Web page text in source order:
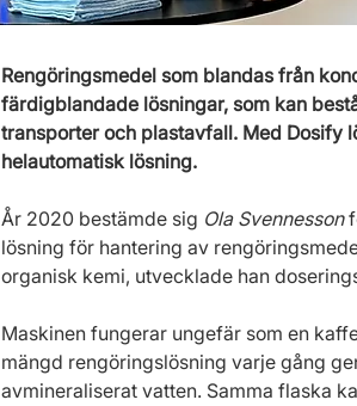
Rengöringsmedel som blandas från
färdigblandade lösningar, som kan
transporter och plastavfall. Med Dosify
helautomatisk lösning.
År 2020 bestämde sig Ola Svennesson
lösning för hantering av
organisk kemi, utvecklade han
Maskinen fungerar ungefär som en
mängd rengöringslösning varje gång
avmineraliserat vatten. Samma flaska